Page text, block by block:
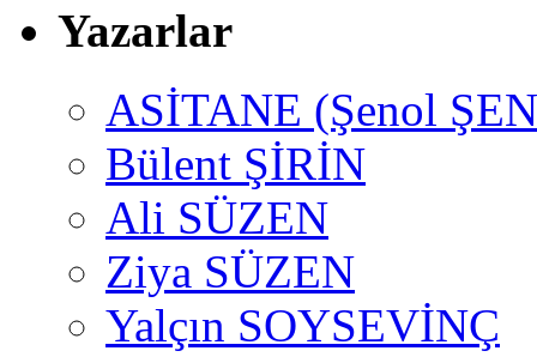
Yazarlar
ASİTANE (Şenol
Bülent ŞİRİN
Ali SÜZEN
Ziya SÜZEN
Yalçın SOYSEVİNÇ